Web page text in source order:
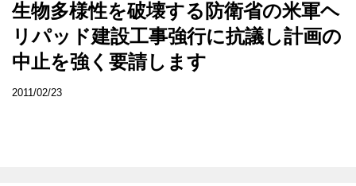
生物多様性を破壊する防衛省の米軍ヘ
リパッド建設工事強行に抗議し計画の
中止を強く要請します
2011/02/23